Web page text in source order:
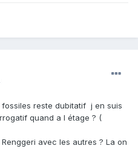
reste dubitatif j en suis
quand a l étage ? (
avec les autres ? La on